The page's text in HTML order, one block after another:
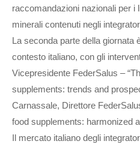
raccomandazioni nazionali per
minerali contenuti negli
La seconda parte della giornata
contesto italiano, con gli
Vicepresidente FederSalus –
supplements: trends and
Carnassale, Direttore
food supplements: harmonized
Il mercato italiano degli